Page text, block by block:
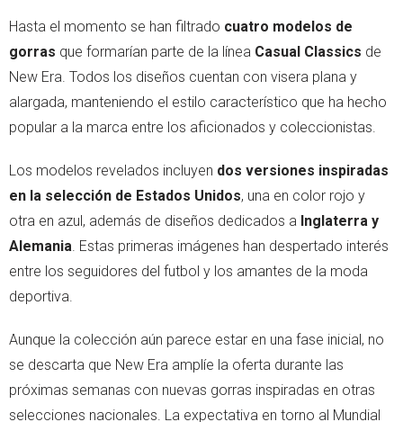
Hasta el momento se han filtrado cuatro modelos de
gorras que formarían parte de la línea Casual Classics de
New Era. Todos los diseños cuentan con visera plana y
alargada, manteniendo el estilo característico que ha hecho
popular a la marca entre los aficionados y coleccionistas.
Los modelos revelados incluyen dos versiones inspiradas
en la selección de Estados Unidos, una en color rojo y
otra en azul, además de diseños dedicados a Inglaterra y
Alemania. Estas primeras imágenes han despertado interés
entre los seguidores del futbol y los amantes de la moda
deportiva.
Aunque la colección aún parece estar en una fase inicial, no
se descarta que New Era amplíe la oferta durante las
próximas semanas con nuevas gorras inspiradas en otras
selecciones nacionales. La expectativa en torno al Mundial